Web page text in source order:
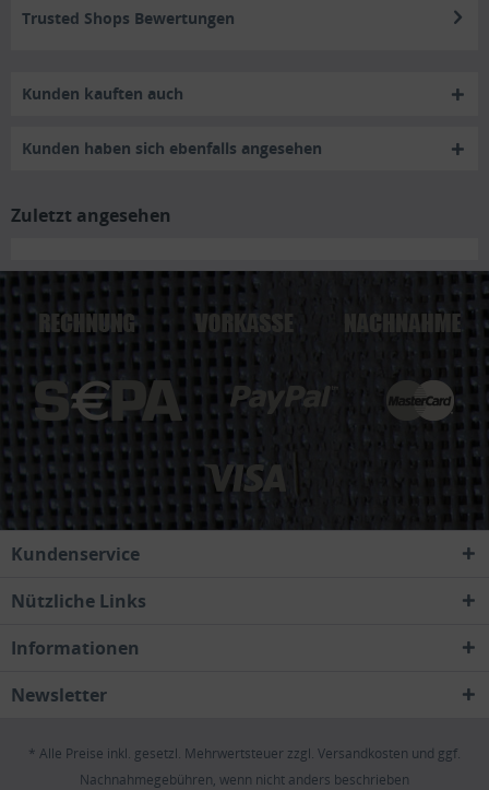
Trusted Shops Bewertungen
Kunden kauften auch
Kunden haben sich ebenfalls angesehen
Zuletzt angesehen
Kundenservice
Nützliche Links
Informationen
Newsletter
* Alle Preise inkl. gesetzl. Mehrwertsteuer zzgl. Versandkosten und ggf.
Nachnahmegebühren, wenn nicht anders beschrieben